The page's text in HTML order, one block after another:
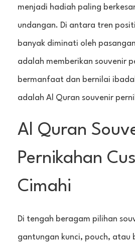
menjadi hadiah paling
undangan. Di antara tren
banyak diminati oleh
adalah memberikan souvenir
bermanfaat dan bernilai
adalah Al Quran souvenir
Al Quran
Pernikahan
Cimahi
Di tengah beragam pilihan
gantungan kunci, pouch, atau